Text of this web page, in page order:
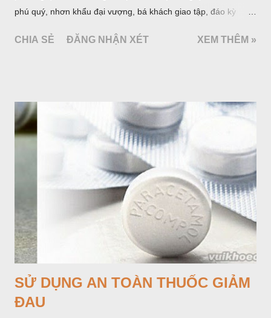
phú quý, nhơn khẩu đại vượng, bá khách giao tập, đáo kỳ
đại phát tài). Đệ nhị kiết tỉnh viết: Thiên Y (Nhà xay hướng
niên đắc tài. Đến các năm tháng Thìn, Tuất, Sửu, Mùi có tài.
CHIA SẺ ĐĂNG NHẬN XÉT XEM THÊM »
SỬ DỤNG AN TOÀN THUỐC GIẢM
ĐAU